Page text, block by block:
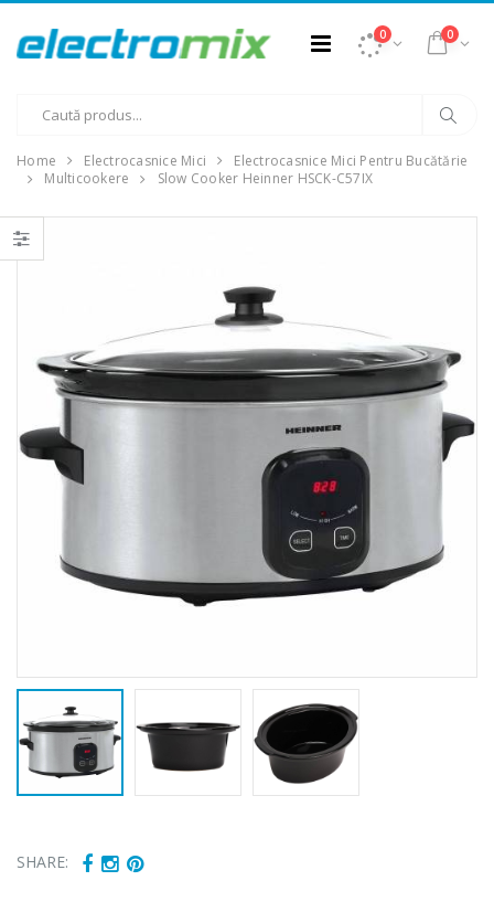
0 0
Home Electrocasnice Mici
Electrocasnice Mici Pentru Bucătărie
Multicookere
Slow Cooker Heinner HSCK-C57IX
SHARE: